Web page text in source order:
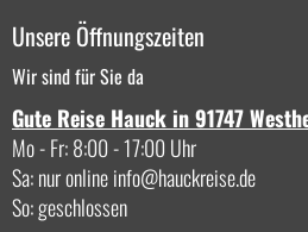
Unsere Öffnungszeiten
Wir sind für Sie da
Gute Reise Hauck in 91747
Mo - Fr: 8:00 - 17:00 Uhr
Sa: nur onlineinfo
hauckreise.de
So: geschlossen